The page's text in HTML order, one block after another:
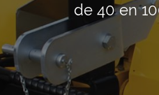
de 40 en